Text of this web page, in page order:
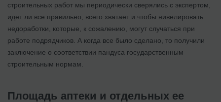
строительных работ мы периодически сверялись с экспертом,
идет ли все правильно, всего хватает и чтобы нивелировать
недоработки, которые, к сожалению, могут случаться при
работе подрядчиков. А когда все было сделано, то получили
заключение о соответствии пандуса государственным
строительным нормам.
Площадь аптеки и отдельных ее